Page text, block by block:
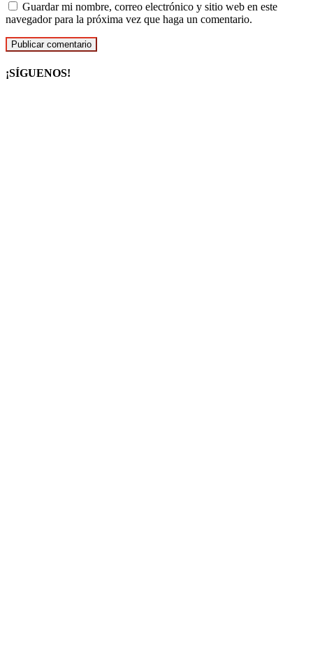
Guardar mi nombre, correo electrónico y sitio web en este
navegador para la próxima vez que haga un comentario.
¡SÍGUENOS!